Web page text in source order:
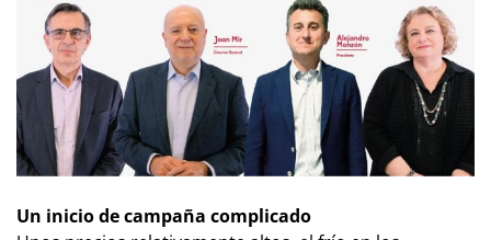
Un inicio de campaña complicado